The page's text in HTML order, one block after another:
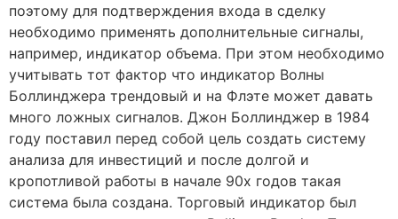
поэтому для подтверждения входа в сделку
необходимо применять дополнительные сигналы,
например, индикатор объема. При этом необходимо
учитывать тот фактор что индикатор Волны
Боллинджера трендовый и на Флэте может давать
много ложных сигналов. Джон Боллинджер в 1984
году поставил перед собой цель создать систему
анализа для инвестиций и после долгой и
кропотливой работы в начале 90х годов такая
система была создана. Торговый индикатор был